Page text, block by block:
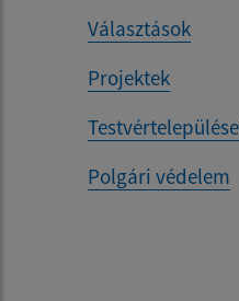
Választások
Projektek
Polgári védelem